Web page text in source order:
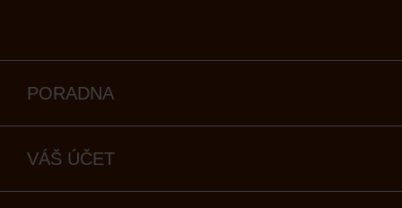
PORADNA
VÁŠ ÚČET